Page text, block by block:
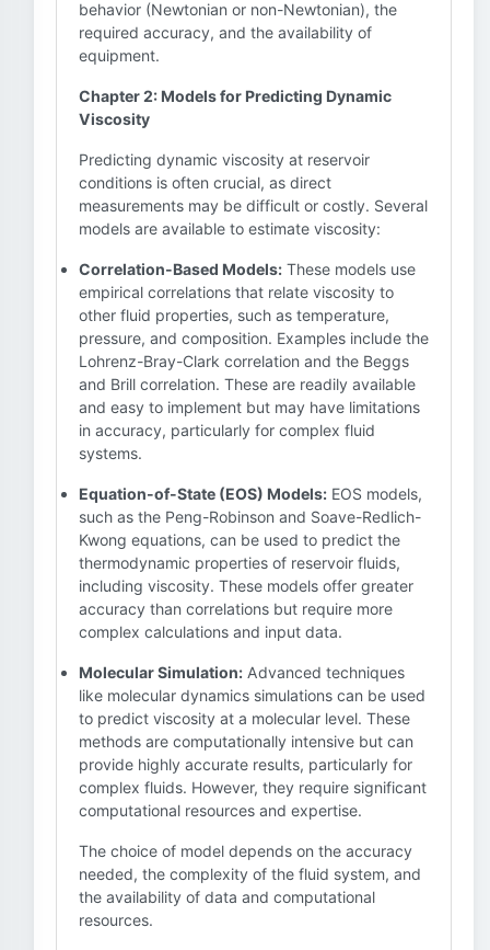
behavior (Newtonian or non-Newtonian), the
required accuracy, and the availability of
equipment.
Chapter 2: Models for Predicting Dynamic
Viscosity
Predicting dynamic viscosity at reservoir
conditions is often crucial, as direct
measurements may be difficult or costly. Several
models are available to estimate viscosity:
Correlation-Based Models: These models use
empirical correlations that relate viscosity to
other fluid properties, such as temperature,
pressure, and composition. Examples include the
Lohrenz-Bray-Clark correlation and the Beggs
and Brill correlation. These are readily available
and easy to implement but may have limitations
in accuracy, particularly for complex fluid
systems.
Equation-of-State (EOS) Models: EOS models,
such as the Peng-Robinson and Soave-Redlich-
Kwong equations, can be used to predict the
thermodynamic properties of reservoir fluids,
including viscosity. These models offer greater
accuracy than correlations but require more
complex calculations and input data.
Molecular Simulation: Advanced techniques
like molecular dynamics simulations can be used
to predict viscosity at a molecular level. These
methods are computationally intensive but can
provide highly accurate results, particularly for
complex fluids. However, they require significant
computational resources and expertise.
The choice of model depends on the accuracy
needed, the complexity of the fluid system, and
the availability of data and computational
resources.